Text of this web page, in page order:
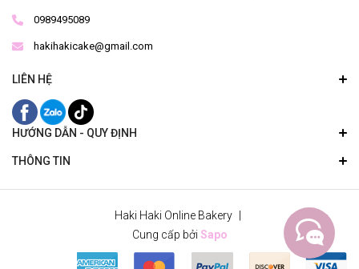
0989495089
hakihakicake@gmail.com
LIÊN HỆ
HƯỚNG DẪN - QUY ĐỊNH
THÔNG TIN
Haki Haki Online Bakery
Cung cấp bởi Sapo